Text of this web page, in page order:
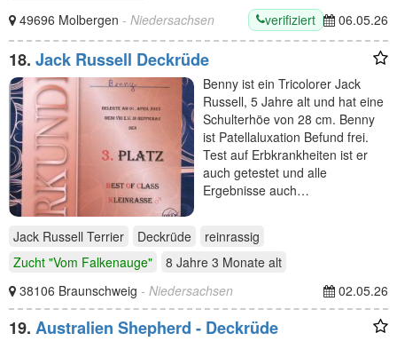
49696 Molbergen - Niedersachsen verifiziert 06.05.26
18. Jack Russell Deckrüde
Benny ist ein Tricolorer Jack
Russell, 5 Jahre alt und hat eine
Schulterhöe von 28 cm. Benny
ist Patellaluxation Befund frei.
Test auf Erbkrankheiten ist er
auch getestet und alle
Ergebnisse auch…
Jack Russell Terrier Deckrüde
reinrassig
Zucht "Vom Falkenauge"
8 Jahre 3 Monate alt
38106 Braunschweig - Niedersachsen 02.05.26
19. Australien Shepherd - Deckrüde